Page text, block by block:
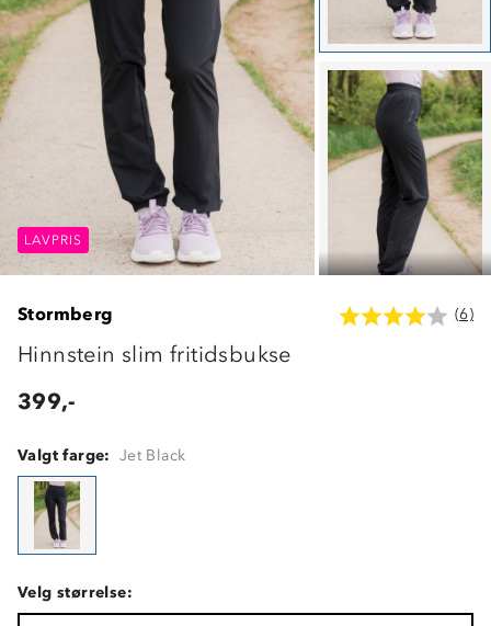
LAVPRIS LAVPRIS
LAVPRIS
Stormberg (6)
Hinnstein slim fritidsbukse
399,-
Valgt farge: Jet Black
Velg størrelse: